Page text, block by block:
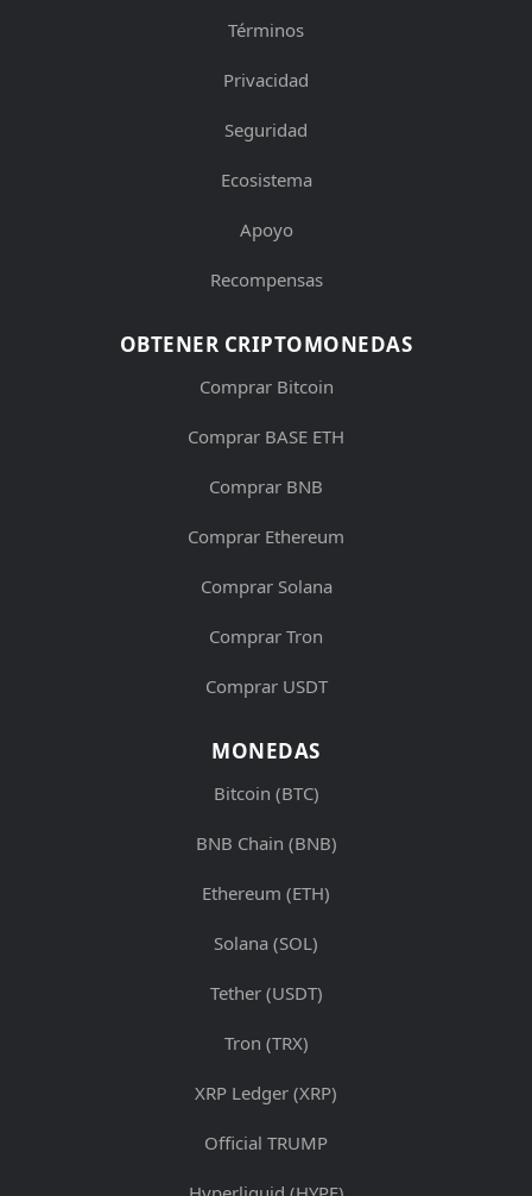
Términos
Privacidad
Seguridad
Ecosistema
Apoyo
Recompensas
OBTENER CRIPTOMONEDAS
Comprar Bitcoin
Comprar BASE ETH
Comprar BNB
Comprar Ethereum
Comprar Solana
Comprar Tron
Comprar USDT
MONEDAS
Bitcoin (BTC)
BNB Chain (BNB)
Ethereum (ETH)
Solana (SOL)
Tether (USDT)
Tron (TRX)
XRP Ledger (XRP)
Official TRUMP